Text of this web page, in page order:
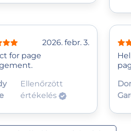
2026. febr. 3.
for page
Ellenőrzött
értékelés